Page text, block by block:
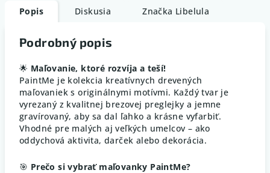
Popis Diskusia Značka Libelula
Podrobný popis
🌟 Maľovanie, ktoré rozvíja a teší!
PaintMe je kolekcia kreatívnych drevených
maľovaniek s originálnymi motívmi. Každý tvar je
vyrezaný z kvalitnej brezovej preglejky a jemne
gravírovaný, aby sa dal ľahko a krásne vyfarbiť.
Vhodné pre malých aj veľkých umelcov – ako
oddychová aktivita, darček alebo dekorácia.
🎯 Prečo si vybrať maľovanky PaintMe?